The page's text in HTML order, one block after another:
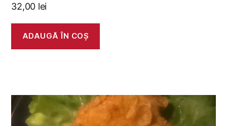
32,00 lei
ADAUGĂ ÎN COȘ